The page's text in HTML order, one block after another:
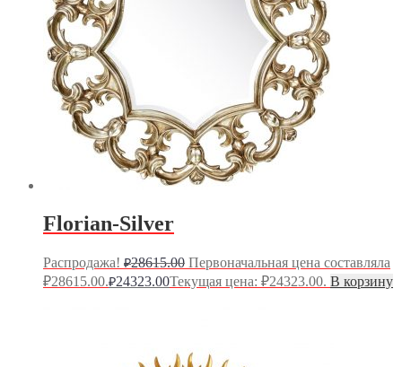
Florian-Silver
Распродажа! ₽28615.00 Первоначальная цена составляла
₽28615.00.₽24323.00Текущая цена: ₽24323.00. В корзину